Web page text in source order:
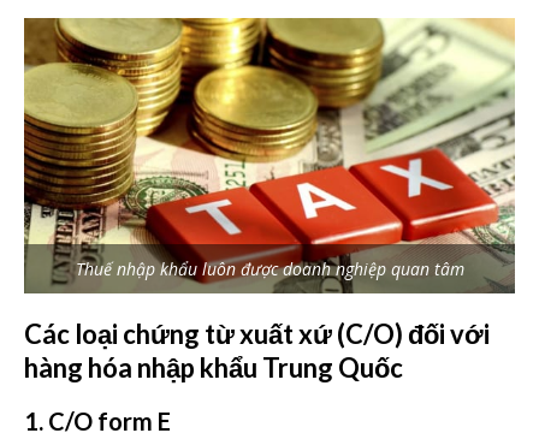
Thuế nhập khẩu luôn được doanh nghiệp quan tâm
Các loại chứng từ xuất xứ (C/O) đối với
hàng hóa nhập khẩu Trung Quốc
1. C/O form E